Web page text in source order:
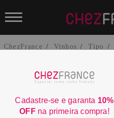
ChezFrance Vinhos Tipo
Cadastre-se e garanta 10%
OFFna primeira compra!